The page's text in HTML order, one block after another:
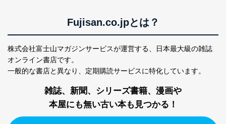
Fujisan.co.jpとは？
株式会社富士山マガジンサービスが運営する、
日本最大級の雑誌
オンライン書店です。
一般的な書店と異なり、 定期購読サービスに特化しています。
雑誌、新聞、シリーズ書籍、漫画や
本屋にも無い古い本も見つかる！